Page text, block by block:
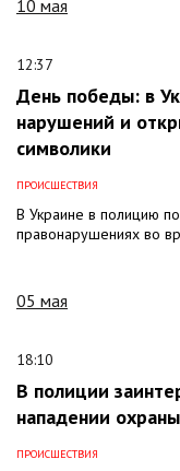
10 мая
12:37
День победы: в
нарушений и
символики
ПРОИСШЕСТВИЯ
В Украине в полицию
правонарушениях во
05 мая
18:10
В полиции
нападении
ПРОИСШЕСТВИЯ